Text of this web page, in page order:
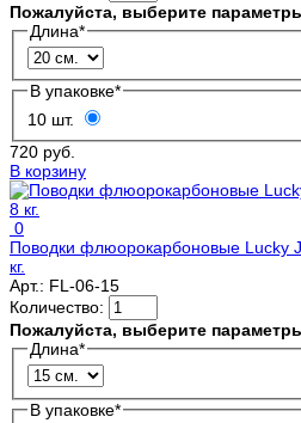
Пожалуйста, выберите
Длина*
В упаковке*
10 шт.
720 руб.
В корзину
0
Поводки флюорокарбоновые Lucky
кг.
Арт.: FL-06-15
Количество:
Пожалуйста, выберите
Длина*
В упаковке*